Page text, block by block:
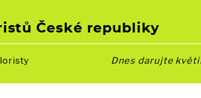
České republiky
Dnes darujte